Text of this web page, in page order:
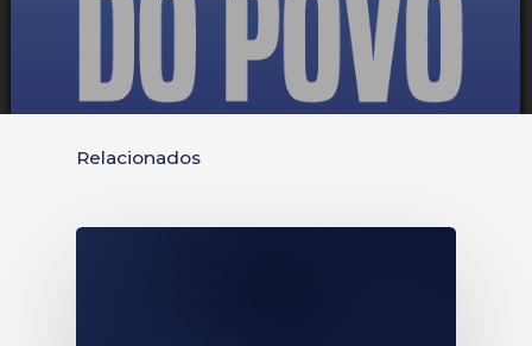
Relacionados